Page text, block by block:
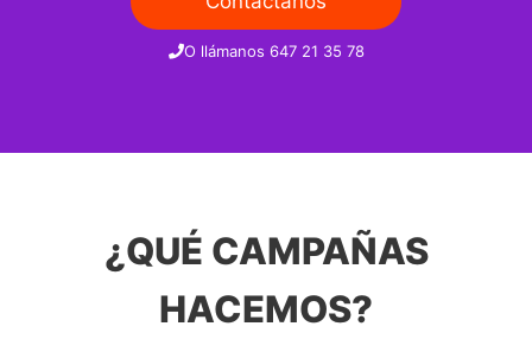
O llámanos 647 21 35 78
¿QUÉ CAMPAÑAS
HACEMOS?